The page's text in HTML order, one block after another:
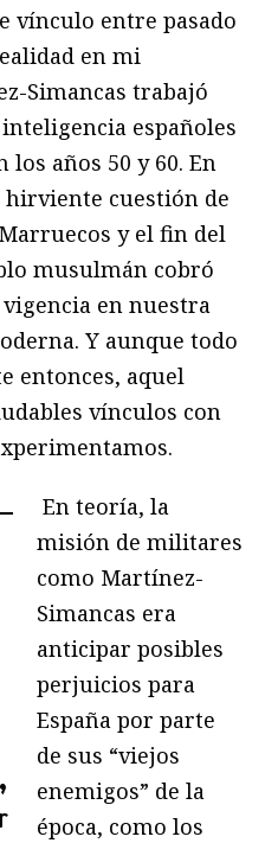
vínculo entre pasado
en mi
Simancas trabajó
españoles
años 50 y 60. En
hirviente cuestión de
y el fin del
musulmán cobró
en nuestra
Y aunque todo
entonces, aquel
vínculos con
En teoría, la
misión de militares
como Martínez-
Simancas era
anticipar posibles
perjuicios para
España por parte
de sus “viejos
enemigos” de la
época, como los